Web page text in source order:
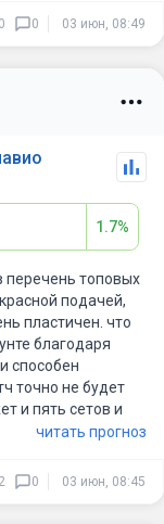
0 03 июн, 08:49
1.7%
топовых
подачей,
пластичен. что
благодаря
способен
точно не будет
и пять сетов и
читать прогноз
0 03 июн, 08:45